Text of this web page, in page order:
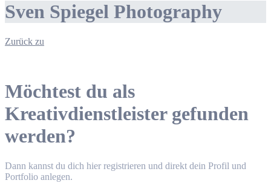
Sven Spiegel Photography
Zurück zu
Möchtest du als
Kreativdienstleister gefunden
werden?
Dann kannst du dich hier registrieren und direkt dein Profil und
Portfolio anlegen.